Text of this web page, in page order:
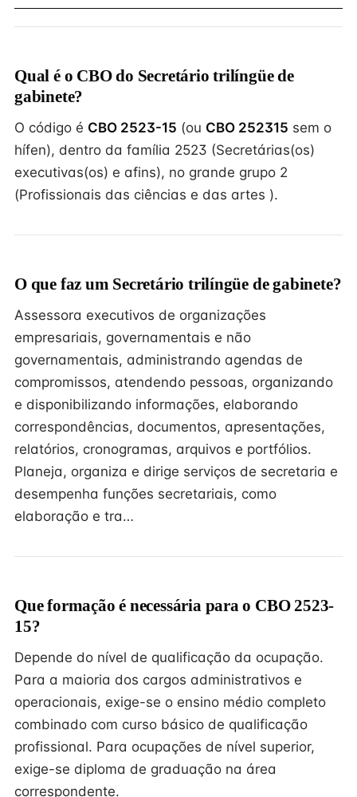
Qual é o CBO do Secretário trilíngüe de
gabinete?
O código é CBO 2523-15 (ou CBO 252315 sem o
hífen), dentro da família 2523 (Secretárias(os)
executivas(os) e afins), no grande grupo 2
(Profissionais das ciências e das artes ).
O que faz um Secretário trilíngüe de gabinete?
Assessora executivos de organizações
empresariais, governamentais e não
governamentais, administrando agendas de
compromissos, atendendo pessoas, organizando
e disponibilizando informações, elaborando
correspondências, documentos, apresentações,
relatórios, cronogramas, arquivos e portfólios.
Planeja, organiza e dirige serviços de secretaria e
desempenha funções secretariais, como
elaboração e tra…
Que formação é necessária para o CBO 2523-
15?
Depende do nível de qualificação da ocupação.
Para a maioria dos cargos administrativos e
operacionais, exige-se o ensino médio completo
combinado com curso básico de qualificação
profissional. Para ocupações de nível superior,
exige-se diploma de graduação na área
correspondente.